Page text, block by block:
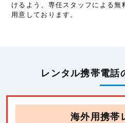
けるよう、専任スタッフによる無
用意しております。
レンタル携帯電話
海外用携帯